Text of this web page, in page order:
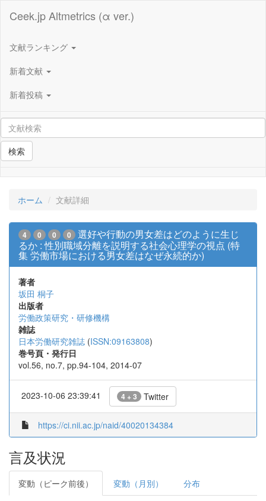
Ceek.jp Altmetrics (α ver.)
文献ランキング
新着文献
新着投稿
検索
ホーム 文献詳細
4 0 0 0
選好や行動の男女差はどのように生じ
るか : 性別職域分離を説明する社会心理学の視点 (特
集 労働市場における男女差はなぜ永続的か)
著者
坂田 桐子
出版者
労働政策研究・研修機構
雑誌
日本労働研究雑誌 (ISSN:09163808)
巻号頁・発行日
vol.56, no.7, pp.94-104, 2014-07
2023-10-06 23:39:41 4 + 3 Twitter
https://ci.nii.ac.jp/naid/40020134384
言及状況
変動（ピーク前後） 変動（月別） 分布